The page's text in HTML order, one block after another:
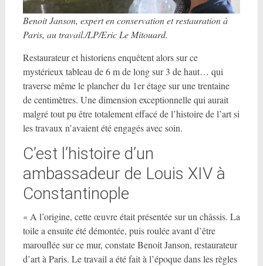
Benoit Janson, expert en conservation et restauration à
Paris, au travail./LP/Eric Le Mitouard.
Restaurateur et historiens enquêtent alors sur ce
mystérieux tableau de 6 m de long sur 3 de haut… qui
traverse même le plancher du 1er étage sur une trentaine
de centimètres. Une dimension exceptionnelle qui aurait
malgré tout pu être totalement effacé de l’histoire de l’art si
les travaux n’avaient été engagés avec soin.
C’est l’histoire d’un
ambassadeur de Louis XIV à
Constantinople
« A l’origine, cette œuvre était présentée sur un châssis. La
toile a ensuite été démontée, puis roulée avant d’être
marouflée sur ce mur, constate Benoit Janson, restaurateur
d’art à Paris. Le travail a été fait à l’époque dans les règles